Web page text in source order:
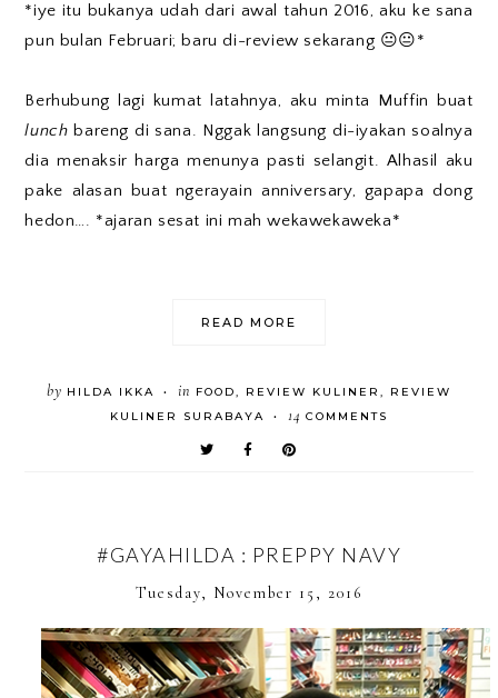
*iye itu bukanya udah dari awal tahun 2016, aku ke sana
pun bulan Februari; baru di-review sekarang 😐😐*
Berhubung lagi kumat latahnya, aku minta Muffin buat
lunch bareng di sana. Nggak langsung di-iyakan soalnya
dia menaksir harga menunya pasti selangit. Alhasil aku
pake alasan buat ngerayain anniversary, gapapa dong
hedon…. *ajaran sesat ini mah wekawekaweka*
READ MORE
by HILDA IKKA • in FOOD, REVIEW KULINER , REVIEW
KULINER SURABAYA
• 14 COMMENTS
#GAYAHILDA : PREPPY NAVY
Tuesday, November 15, 2016